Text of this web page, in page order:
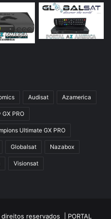
GX PRO
IPTV
Audisat Azamerica
PRO
Ultimate GX PRO
Globalsat Nazabox
Visionsat
reservados | PORTAL